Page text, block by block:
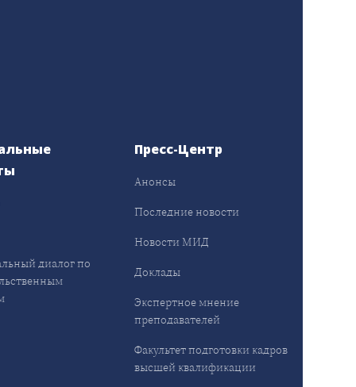
диалог по
Пресс-Центр
Анонсы
Последние новости
Новости МИД
Доклады
Экспертное мнение
преподавателей
Факультет подготовки кадров
высшей квалификации